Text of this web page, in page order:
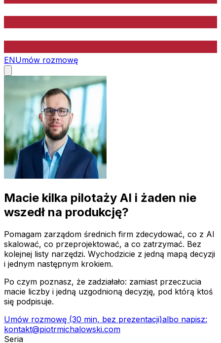
ENUmów rozmowę
Macie kilka pilotaży AI i żaden nie
wszedł na produkcję?
Pomagam zarządom średnich firm zdecydować, co z AI
skalować, co przeprojektować, a co zatrzymać. Bez
kolejnej listy narzędzi. Wychodzicie z jedną mapą decyzji
i jednym następnym krokiem.
Po czym poznasz, że zadziałało: zamiast przeczucia
macie liczby i jedną uzgodnioną decyzję, pod którą ktoś
się podpisuje.
Umów rozmowę (30 min, bez prezentacji)albo napisz:
kontakt@piotrmichalowski.com
Seria